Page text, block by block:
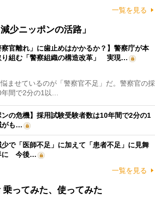
一覧を見る
少ニッポンの活路」
察官離れ」に歯止めはかかるか？】警察庁が本
り組む「警察組織の構造改革」 実現…
ませているのが「警察官不足」だ。警察官の採
間で2分の1以…
ンの危機】採用試験受験者数は10年間で2分の1
がも…
少で「医師不足」に加えて「患者不足」に見舞
に 今後…
一覧を見る
ってみた、使ってみた